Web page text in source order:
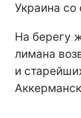
Украина со
На берегу
лимана
и